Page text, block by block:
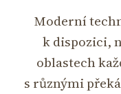
Moderní
k dispozici,
oblastech
s různými